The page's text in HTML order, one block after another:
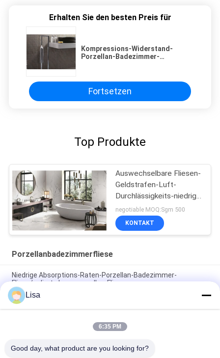
Erhalten Sie den besten Preis für
Kompressions-Widerstand-
Porzellan-Badezimmer-
Fortsetzen
Top Produkte
Auswechselbare Fliesen-
Geldstrafen-Luft-
Durchlässigkeits-niedrige
Absorptionsrate des
Porzellan-24x48
negotiable MOQ:Sgm 500
KONTAKT
Porzellanbadezimmerfliese
Niedrige Absorptions-Raten-Porzellan-Badezimmer-
Fliese/polierte Innenporzellan-Fliesen
Größe der Mode-Marmor-Entwurfs-rustikale Keramikziegel-
beige Farbe400*800 Millimeter
Bescheinigung Luxusder sandstein-Porzellan-Badezimmer-
Lisa
6:35 PM
Good day, what product are you looking for?